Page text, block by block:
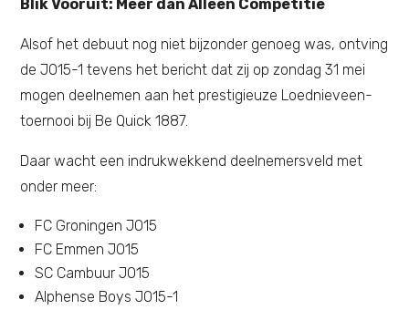
Blik Vooruit: Meer dan Alleen Competitie
Alsof het debuut nog niet bijzonder genoeg was, ontving
de JO15-1 tevens het bericht dat zij op zondag 31 mei
mogen deelnemen aan het prestigieuze Loednieveen-
toernooi bij Be Quick 1887.
Daar wacht een indrukwekkend deelnemersveld met
onder meer:
FC Groningen JO15
FC Emmen JO15
SC Cambuur JO15
Alphense Boys JO15-1